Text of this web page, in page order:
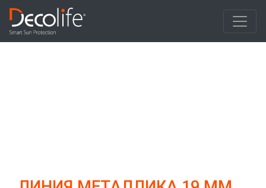
Главная / Линия Металлика 19 мм